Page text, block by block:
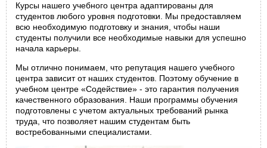
Курсы нашего учебного центра адаптированы для
студентов любого уровня подготовки. Мы предоставляем
всю необходимую подготовку и знания, чтобы наши
студенты получили все необходимые навыки для успешно
начала карьеры.
Мы отлично понимаем, что репутация нашего учебного
центра зависит от наших студентов. Поэтому обучение в
учебном центре «Содействие» - это гарантия получения
качественного образования. Наши программы обучения
подготовлены с учетом актуальных требований рынка
труда, что позволяет нашим студентам быть
востребованными специалистами.